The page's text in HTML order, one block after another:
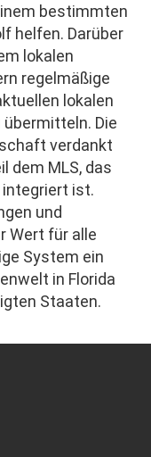
bestimmten
helfen. Darüber
lokalen
regelmäßige
lokalen
Die
verdankt
dem MLS, das
integriert ist.
und
Wert für alle
System ein
in Florida
Staaten.